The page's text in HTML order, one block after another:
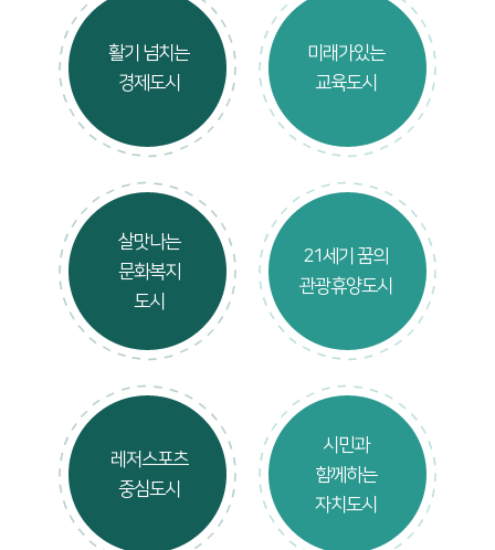
활기 넘치는
경제도시
미래가있는
교육도시
살맛나는
문화복지
도시
21세기 꿈의
관광휴양도시
레저스포츠
중심도시
시민과
함께하는
자치도시